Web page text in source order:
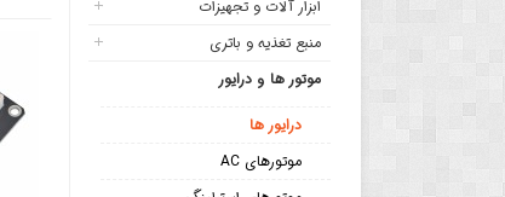
ابزار آلات و تجهیزات
منبع تغذیه و باتری
موتور ها و درایور
درایور ها
موتورهای AC